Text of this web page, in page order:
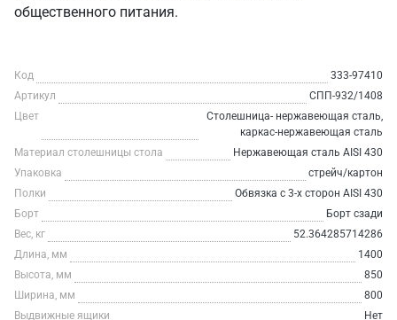
общественного питания.
Код
333-97410
Артикул
СПП-932/1408
Цвет
Столешница- нержавеющая сталь,
каркас-нержавеющая сталь
Материал столешницы стола
Нержавеющая сталь AISI 430
Упаковка
стрейч/картон
Полки
Обвязка с 3-х сторон AISI 430
Борт
Борт сзади
Вес, кг
52.364285714286
Длина, мм
1400
Высота, мм
850
Ширина, мм
800
Выдвижные ящики
Нет